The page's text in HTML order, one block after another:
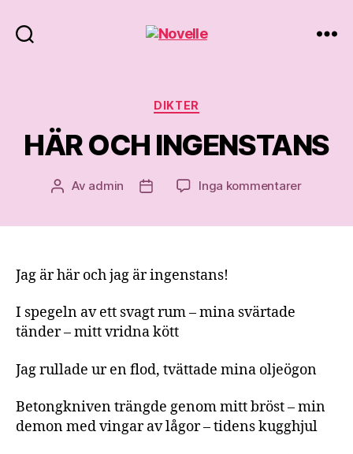
Kategorier
DIKTER
HÄR OCH INGENSTANS
Inläggsförfattare
Av admin InläggsdatumInga kommentarertill
Jag är här och jag är ingenstans!
I spegeln av ett svagt rum – mina svärtade
tänder – mitt vridna kött
Jag rullade ur en flod, tvättade mina oljeögon
Betongkniven trängde genom mitt bröst – min
demon med vingar av lågor – tidens kugghjul